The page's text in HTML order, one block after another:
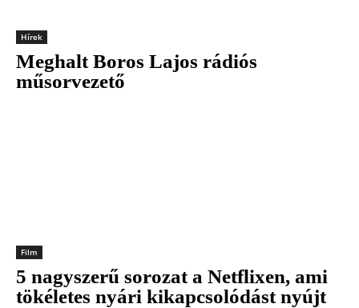
Hírek
Meghalt Boros Lajos rádiós
műsorvezető
Film
5 nagyszerű sorozat a Netflixen, ami
tökéletes nyári kikapcsolódást nyújt